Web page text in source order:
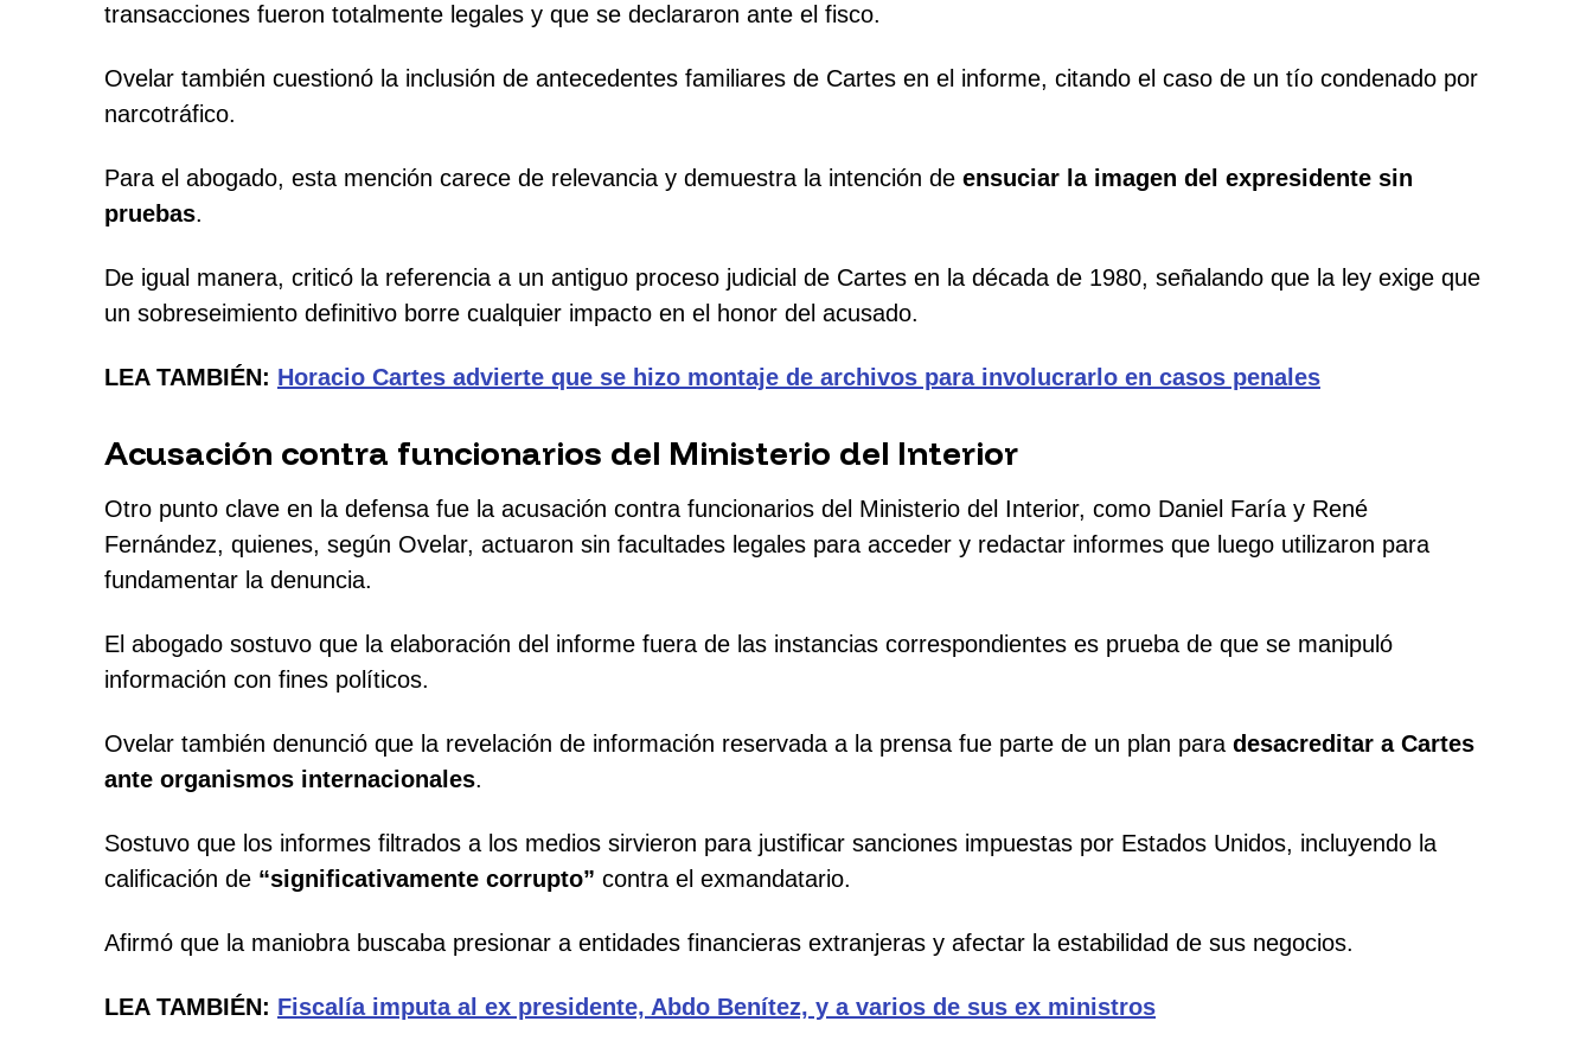
transacciones fueron totalmente legales y que se declararon ante el fisco.
Ovelar también cuestionó la inclusión de antecedentes familiares de Cartes en el informe, citando el caso de un tío condenado por
narcotráfico.
Para el abogado, esta mención carece de relevancia y demuestra la intención de ensuciar la imagen del expresidente sin
pruebas.
De igual manera, criticó la referencia a un antiguo proceso judicial de Cartes en la década de 1980, señalando que la ley exige que
un sobreseimiento definitivo borre cualquier impacto en el honor del acusado.
LEA TAMBIÉN: Horacio Cartes advierte que se hizo montaje de archivos para involucrarlo en casos penales
Acusación contra funcionarios del Ministerio del Interior
Otro punto clave en la defensa fue la acusación contra funcionarios del Ministerio del Interior, como Daniel Faría y René
Fernández, quienes, según Ovelar, actuaron sin facultades legales para acceder y redactar informes que luego utilizaron para
fundamentar la denuncia.
El abogado sostuvo que la elaboración del informe fuera de las instancias correspondientes es prueba de que se manipuló
información con fines políticos.
Ovelar también denunció que la revelación de información reservada a la prensa fue parte de un plan para desacreditar a Cartes
ante organismos internacionales.
Sostuvo que los informes filtrados a los medios sirvieron para justificar sanciones impuestas por Estados Unidos, incluyendo la
calificación de “significativamente corrupto” contra el exmandatario.
Afirmó que la maniobra buscaba presionar a entidades financieras extranjeras y afectar la estabilidad de sus negocios.
LEA TAMBIÉN: Fiscalía imputa al ex presidente, Abdo Benítez, y a varios de sus ex ministros